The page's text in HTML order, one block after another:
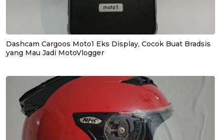
Dashcam Cargoos Moto1 Eks Display, Cocok Buat Bradsis
yang Mau Jadi MotoVlogger